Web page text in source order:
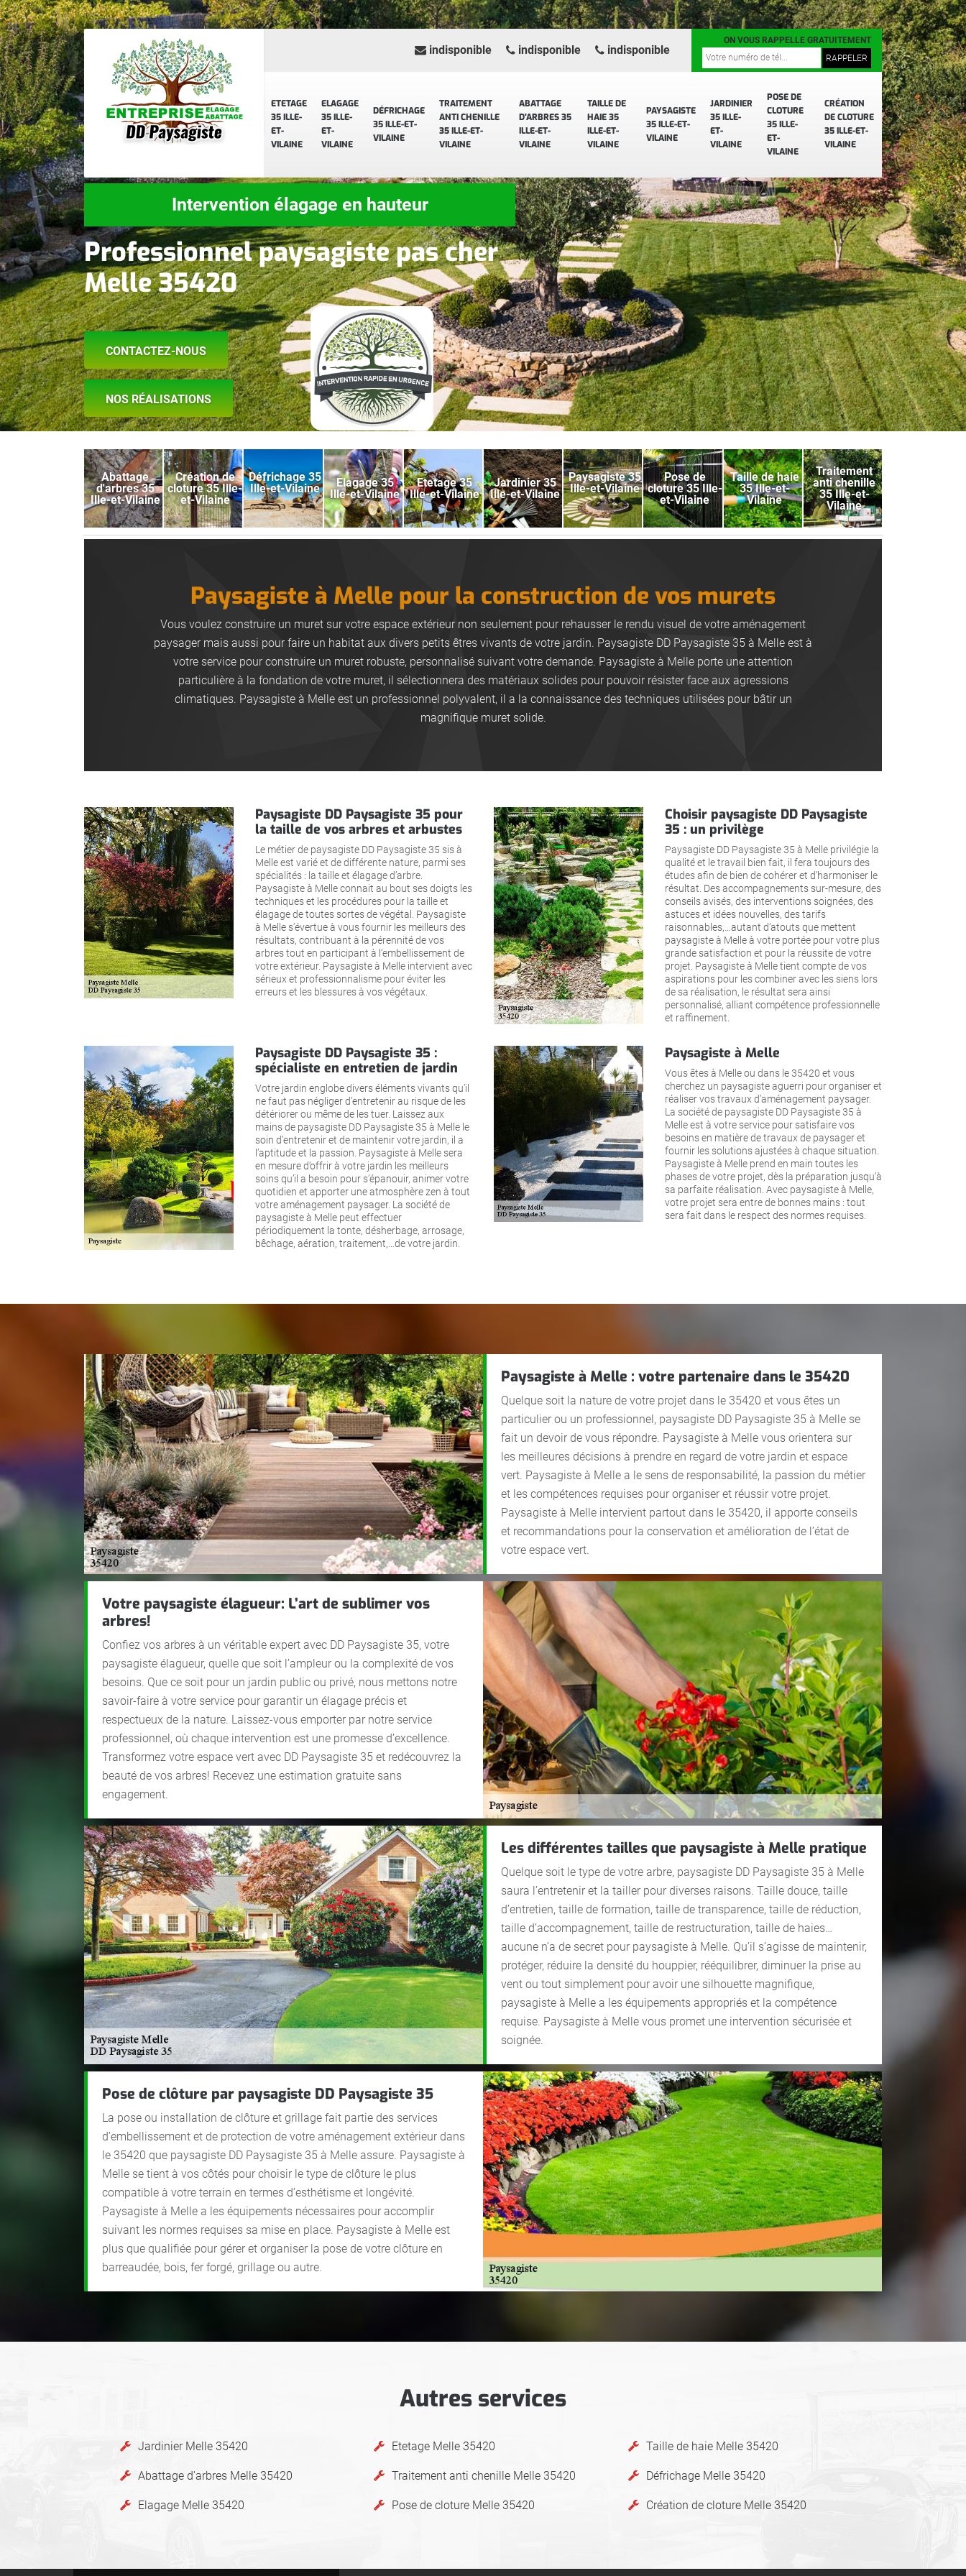
ETETAGE
35 ILLE-
ET-
VILAINE
ELAGAGE
35 ILLE-
ET-
VILAINE
DÉFRICHAGE
35 ILLE-ET-
VILAINE
TRAITEMENT
ANTI CHENILLE
35 ILLE-ET-
VILAINE
ABATTAGE
D'ARBRES 35
ILLE-ET-
VILAINE
TAILLE DE
HAIE 35
ILLE-ET-
VILAINE
PAYSAGISTE
35 ILLE-ET-
VILAINE
JARDINIER
35 ILLE-
ET-
VILAINE
POSE DE
CLOTURE
35 ILLE-
ET-
VILAINE
CRÉATION
DE CLOTURE
35 ILLE-ET-
VILAINE
indisponible indisponible indisponible
ON VOUS RAPPELLE GRATUITEMENT
Intervention élagage en hauteur
Professionnel paysagiste pas cher
Melle 35420
CONTACTEZ-NOUS
NOS RÉALISATIONS
Abattage
d'arbres 35
Ille-et-Vilaine
Création de
cloture 35 Ille-
et-Vilaine
Défrichage 35
Ille-et-Vilaine
Elagage 35
Ille-et-Vilaine
Etetage 35
Ille-et-Vilaine
Jardinier 35
Ille-et-Vilaine
Paysagiste 35
Ille-et-Vilaine
Pose de
cloture 35 Ille-
et-Vilaine
Taille de haie
35 Ille-et-
Vilaine
Traitement
anti chenille
35 Ille-et-
Vilaine
Paysagiste à Melle pour la construction de vos murets
Vous voulez construire un muret sur votre espace extérieur non seulement pour rehausser le rendu visuel de votre aménagement
paysager mais aussi pour faire un habitat aux divers petits êtres vivants de votre jardin. Paysagiste DD Paysagiste 35 à Melle est à
votre service pour construire un muret robuste, personnalisé suivant votre demande. Paysagiste à Melle porte une attention
particulière à la fondation de votre muret, il sélectionnera des matériaux solides pour pouvoir résister face aux agressions
climatiques. Paysagiste à Melle est un professionnel polyvalent, il a la connaissance des techniques utilisées pour bâtir un
magnifique muret solide.
Paysagiste DD Paysagiste 35 pour
la taille de vos arbres et arbustes
Le métier de paysagiste DD Paysagiste 35 sis à
Melle est varié et de différente nature, parmi ses
spécialités : la taille et élagage d’arbre.
Paysagiste à Melle connait au bout ses doigts les
techniques et les procédures pour la taille et
élagage de toutes sortes de végétal. Paysagiste
à Melle s’évertue à vous fournir les meilleurs des
résultats, contribuant à la pérennité de vos
arbres tout en participant à l’embellissement de
votre extérieur. Paysagiste à Melle intervient avec
sérieux et professionnalisme pour éviter les
erreurs et les blessures à vos végétaux.
Choisir paysagiste DD Paysagiste
35 : un privilège
Paysagiste DD Paysagiste 35 à Melle privilégie la
qualité et le travail bien fait, il fera toujours des
études afin de bien de cohérer et d’harmoniser le
résultat. Des accompagnements sur-mesure, des
conseils avisés, des interventions soignées, des
astuces et idées nouvelles, des tarifs
raisonnables,…autant d’atouts que mettent
paysagiste à Melle à votre portée pour votre plus
grande satisfaction et pour la réussite de votre
projet. Paysagiste à Melle tient compte de vos
aspirations pour les combiner avec les siens lors
de sa réalisation, le résultat sera ainsi
personnalisé, alliant compétence professionnelle
et raffinement.
Paysagiste DD Paysagiste 35 :
spécialiste en entretien de jardin
Votre jardin englobe divers éléments vivants qu’il
ne faut pas négliger d’entretenir au risque de les
détériorer ou même de les tuer. Laissez aux
mains de paysagiste DD Paysagiste 35 à Melle le
soin d’entretenir et de maintenir votre jardin, il a
l’aptitude et la passion. Paysagiste à Melle sera
en mesure d’offrir à votre jardin les meilleurs
soins qu’il a besoin pour s’épanouir, animer votre
quotidien et apporter une atmosphère zen à tout
votre aménagement paysager. La société de
paysagiste à Melle peut effectuer
périodiquement la tonte, désherbage, arrosage,
bêchage, aération, traitement,…de votre jardin.
Paysagiste à Melle
Vous êtes à Melle ou dans le 35420 et vous
cherchez un paysagiste aguerri pour organiser et
réaliser vos travaux d’aménagement paysager.
La société de paysagiste DD Paysagiste 35 à
Melle est à votre service pour satisfaire vos
besoins en matière de travaux de paysager et
fournir les solutions ajustées à chaque situation.
Paysagiste à Melle prend en main toutes les
phases de votre projet, dès la préparation jusqu’à
sa parfaite réalisation. Avec paysagiste à Melle,
votre projet sera entre de bonnes mains : tout
sera fait dans le respect des normes requises.
Paysagiste à Melle : votre partenaire dans le 35420
Quelque soit la nature de votre projet dans le 35420 et vous êtes un
particulier ou un professionnel, paysagiste DD Paysagiste 35 à Melle se
fait un devoir de vous répondre. Paysagiste à Melle vous orientera sur
les meilleures décisions à prendre en regard de votre jardin et espace
vert. Paysagiste à Melle a le sens de responsabilité, la passion du métier
et les compétences requises pour organiser et réussir votre projet.
Paysagiste à Melle intervient partout dans le 35420, il apporte conseils
et recommandations pour la conservation et amélioration de l’état de
votre espace vert.
Votre paysagiste élagueur: L’art de sublimer vos
arbres!
Confiez vos arbres à un véritable expert avec DD Paysagiste 35, votre
paysagiste élagueur, quelle que soit l’ampleur ou la complexité de vos
besoins. Que ce soit pour un jardin public ou privé, nous mettons notre
savoir-faire à votre service pour garantir un élagage précis et
respectueux de la nature. Laissez-vous emporter par notre service
professionnel, où chaque intervention est une promesse d’excellence.
Transformez votre espace vert avec DD Paysagiste 35 et redécouvrez la
beauté de vos arbres! Recevez une estimation gratuite sans
engagement.
Les différentes tailles que paysagiste à Melle pratique
Quelque soit le type de votre arbre, paysagiste DD Paysagiste 35 à Melle
saura l’entretenir et la tailler pour diverses raisons. Taille douce, taille
d’entretien, taille de formation, taille de transparence, taille de réduction,
taille d’accompagnement, taille de restructuration, taille de haies…
aucune n’a de secret pour paysagiste à Melle. Qu’il s’agisse de maintenir,
protéger, réduire la densité du houppier, rééquilibrer, diminuer la prise au
vent ou tout simplement pour avoir une silhouette magnifique,
paysagiste à Melle a les équipements appropriés et la compétence
requise. Paysagiste à Melle vous promet une intervention sécurisée et
soignée.
Pose de clôture par paysagiste DD Paysagiste 35
La pose ou installation de clôture et grillage fait partie des services
d’embellissement et de protection de votre aménagement extérieur dans
le 35420 que paysagiste DD Paysagiste 35 à Melle assure. Paysagiste à
Melle se tient à vos côtés pour choisir le type de clôture le plus
compatible à votre terrain en termes d’esthétisme et longévité.
Paysagiste à Melle a les équipements nécessaires pour accomplir
suivant les normes requises sa mise en place. Paysagiste à Melle est
plus que qualifiée pour gérer et organiser la pose de votre clôture en
barreaudée, bois, fer forgé, grillage ou autre.
Autres services
Jardinier Melle 35420 Etetage Melle 35420 Taille de haie Melle 35420
Abattage d'arbres Melle 35420 Traitement anti chenille Melle 35420 Défrichage Melle 35420
Elagage Melle 35420 Pose de cloture Melle 35420 Création de cloture Melle 35420